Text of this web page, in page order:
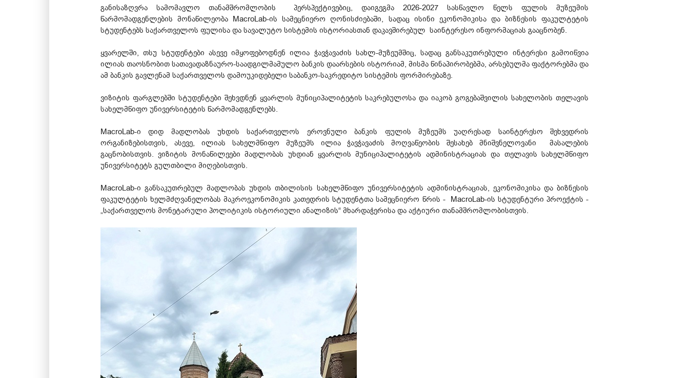
განისაზღვრა სამომავლო თანამშრომლობის პერსპექტივებიც, დაიგეგმა 2026-2027 სასწავლო წელს ფულის მუზეუმის
წარმომადგენლების მონაწილეობა MacroLab-ის სამეცნიერო ღონისძიებაში, სადაც ისინი ეკონომიკისა და ბიზნესის ფაკულტეტის
სტუდენტებს საქართველოს ფულისა და სავალუტო სისტემის ისტორიასთან დაკავშირებულ საინტერესო ინფორმაციას გააცნობენ.
ყვარელში, თსუ სტუდენტები ასევე იმყოფებოდნენ ილია ჭავჭავაძის სახლ-მუზეუმშიც, სადაც განსაკუთრებული ინტერესი გამოიწვია
ილიას თაოსნობით სათავადაზნაურო-საადგილმამულო ბანკის დაარსების ისტორიამ, მისმა წინაპირობებმა, არსებულმა ფაქტორებმა და
ამ ბანკის გავლენამ საქართველოს დამოუკიდებელი საბანკო-საკრედიტო სისტემის ფორმირებაზე.
ვიზიტის ფარგლებში სტუდენტები შეხვდნენ ყვარლის მუნიციპალიტეტის საკრებულოსა და იაკობ გოგებაშვილის სახელობის თელავის
სახელმწიფო უნივერსიტეტის წარმომადგენლებს.
MacroLab-ი დიდ მადლობას უხდის საქართველოს ეროვნული ბანკის ფულის მუზეუმს უაღრესად საინტერესო შეხვედრის
ორგანიზებისთვის, ასევე, ილიას სახელმწიფო მუზეუმს ილია ჭავჭავაძის მოღვაწეობის შესახებ მნიშვნელოვანი მასალების
გაცნობისთვის. ვიზიტის მონაწილეები მადლობას უხდიან ყვარლის მუნიციპალიტეტის ადმინისტრაციას და თელავის სახელმწიფო
უნივერსიტეტს გულთბილი მიღებისთვის.
MacroLab-ი განსაკუთრებულ მადლობას უხდის თბილისის სახელმწიფო უნივერსიტეტის ადმინისტრაციას, ეკონომიკისა და ბიზნესის
ფაკულტეტის ხელმძღვანელობას მაკროეკონომიკის კათედრის სტუდენტთა სამეცნიერო წრის - MacroLab-ის სტუდენტური პროექტის -
„საქართველოს მონეტარული პოლიტიკის ისტორიული ანალიზის“ მხარდაჭერისა და აქტიური თანამშრომლობისთვის.